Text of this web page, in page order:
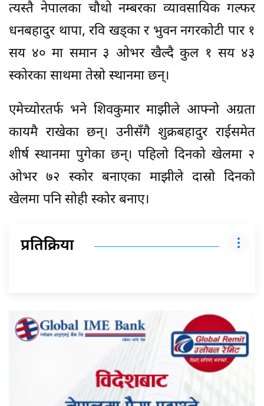
त्यस्तै नेपालका चौथो नम्बरका व्यावसायिक गल्फर
धनबहादुर थापा, रवि खड्का र भुवन नगरकोटी पार १
सय ४० मा समान ३ ओभर खैल्दै कुल १ सय ४३
स्कोरका साथमा तेस्रो स्थानमा छन्।
एमेच्योरतर्फ भने शिवकुमार माझीले आफ्नो अग्रता
कायमै राखेका छन्। उनीसँगै शुक्रबहादुर राईसमेत
शीर्ष स्थानमा पुगेका छन्। पहिलो दिनको खेलमा २
ओभर ७२ स्कोर बनाएका माझीले दास्रो दिनको
खेलमा पनि सोही स्कोर बनाए।
प्रतिक्रिया